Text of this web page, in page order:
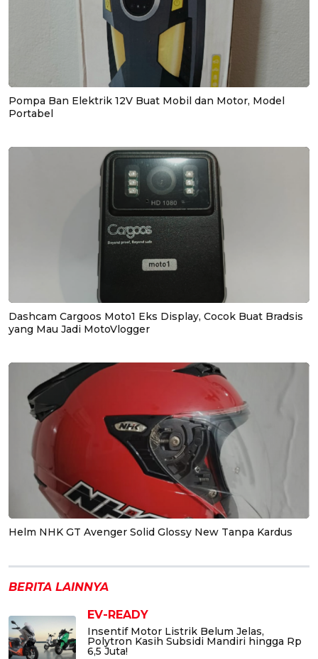
Pompa Ban Elektrik 12V Buat Mobil dan Motor, Model
Portabel
Dashcam Cargoos Moto1 Eks Display, Cocok Buat Bradsis
yang Mau Jadi MotoVlogger
Helm NHK GT Avenger Solid Glossy New Tanpa Kardus
BERITA LAINNYA
EV-READY
Insentif Motor Listrik Belum Jelas,
Polytron Kasih Subsidi Mandiri hingga Rp
6,5 Juta!